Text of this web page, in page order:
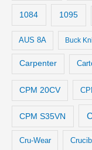
1084 1095
AUS 8A Buck
Carpenter
CPM 20CV
CPM S35VN
Cru-Wear